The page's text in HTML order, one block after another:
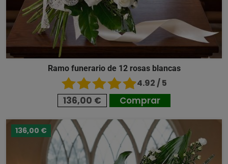
Ramo funerario de 12 rosas blancas
4.92 / 5
136,00 € Comprar
136,00 €